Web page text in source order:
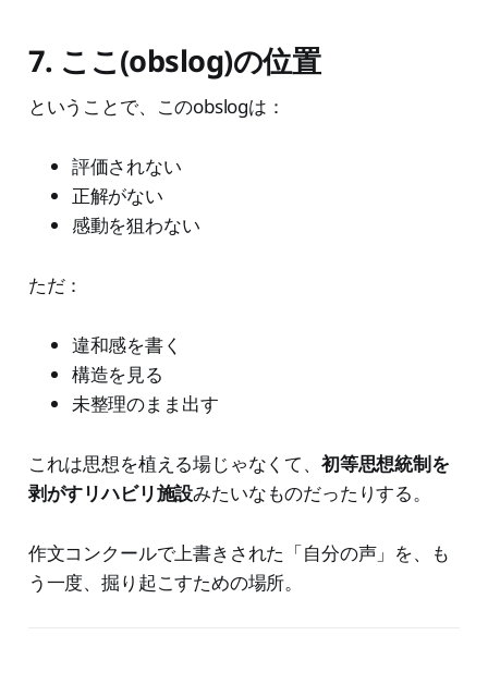
7. ここ(obslog)の位置
ということで、このobslogは：
評価されない
正解がない
感動を狙わない
ただ：
違和感を書く
構造を見る
未整理のまま出す
これは思想を植える場じゃなくて、 初等思想統制を
剥がすリハビリ施設みたいなものだったりする。
作文コンクールで上書きされた「自分の声」を、も
う一度、掘り起こすための場所。